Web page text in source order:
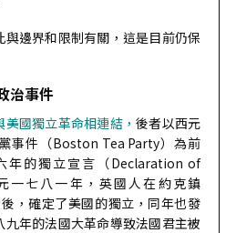
邊界和限制有關，這是目前仍保
治事件
美國獨立革命相連結，後者以西元
事件（Boston Tea Party）為前
年的獨立宣言（Declaration of
一七八一年，英國人在約克鎮
，確定了美國的獨立，同年也發
年的法國大革命導致法國君主被